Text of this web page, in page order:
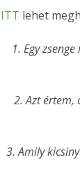
ITT lehet
1. Egy
2. Azt értem,
3. Amily